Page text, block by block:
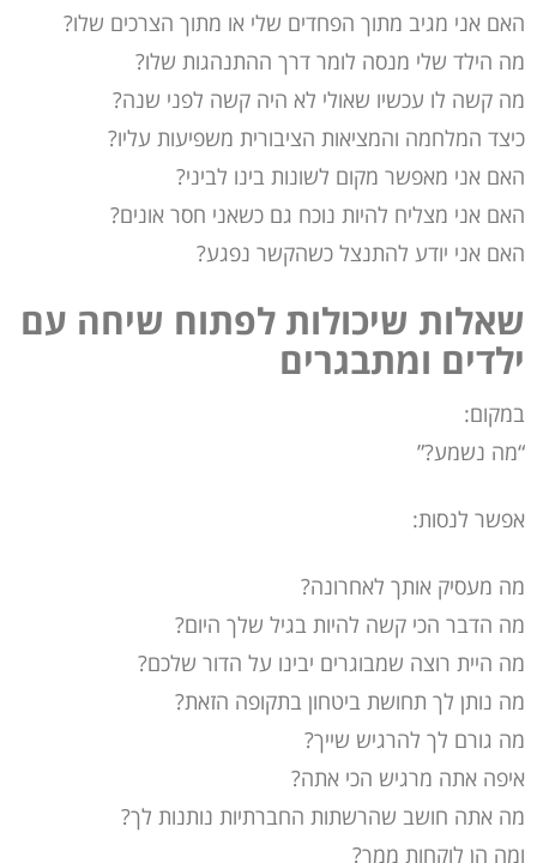
האם אני מגיב מתוך הפחדים שלי או מתוך הצרכים שלו?
מה הילד שלי מנסה לומר דרך ההתנהגות שלו?
מה קשה לו עכשיו שאולי לא היה קשה לפני שנה?
כיצד המלחמה והמציאות הציבורית משפיעות עליו?
האם אני מאפשר מקום לשונות בינו לביני?
האם אני מצליח להיות נוכח גם כשאני חסר אונים?
האם אני יודע להתנצל כשהקשר נפגע?
שאלות שיכולות לפתוח שיחה עם
ילדים ומתבגרים
במקום:
“מה נשמע?”
אפשר לנסות:
מה מעסיק אותך לאחרונה?
מה הדבר הכי קשה להיות בגיל שלך היום?
מה היית רוצה שמבוגרים יבינו על הדור שלכם?
מה נותן לך תחושת ביטחון בתקופה הזאת?
מה גורם לך להרגיש שייך?
איפה אתה מרגיש הכי אתה?
מה אתה חושב שהרשתות החברתיות נותנות לך?
ומה הן לוקחות ממך?